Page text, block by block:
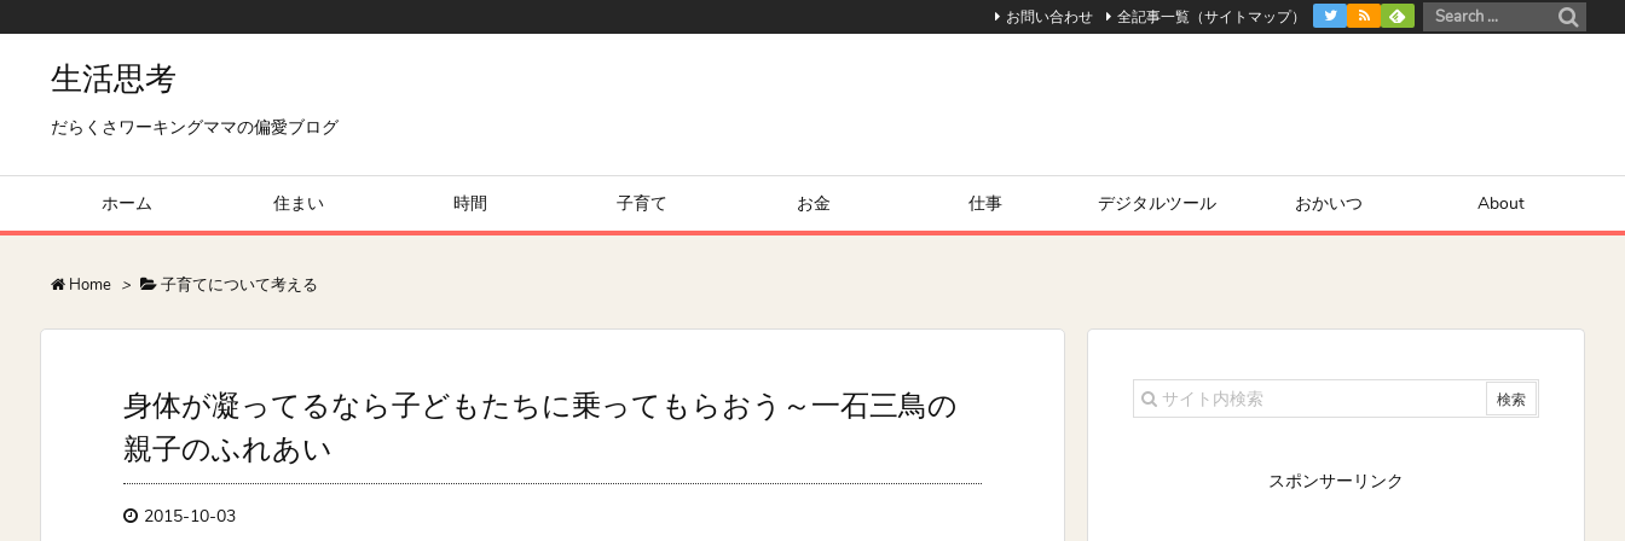
生活思考
だらくさワーキングママの偏愛ブログ
ホーム 住まい 時間 子育て お金 仕事 デジタルツール おかいつ About
お問い合わせ 全記事一覧（サイトマップ）
Home > 子育てについて考える
身体が凝ってるなら子どもたちに乗ってもらおう～一石三鳥の
親子のふれあい
2015-10-03
スポンサーリンク